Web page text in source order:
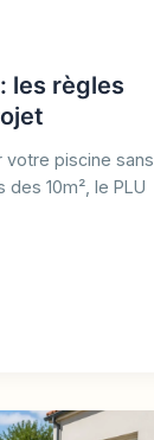
les règles
votre piscine sans
10m², le PLU